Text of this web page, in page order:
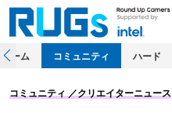
ホーム コミュニティ ハード
コミュニティ クリエイターニュース